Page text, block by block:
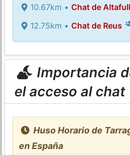
10.67km • Chat de
12.75km • Chat de Reus
Importancia
el acceso al chat
Huso Horario de
en España